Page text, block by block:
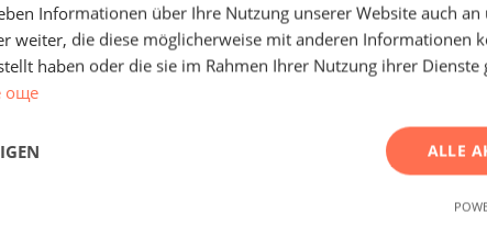
VERKAUF
Informationen über Ihre Nutzung unserer Website auch an
weiter, die diese möglicherweise mit anderen Informationen
haben oder die sie im Rahmen Ihrer Nutzung ihrer Dienste
още
ALLE